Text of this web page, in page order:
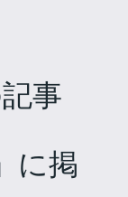
事
に掲